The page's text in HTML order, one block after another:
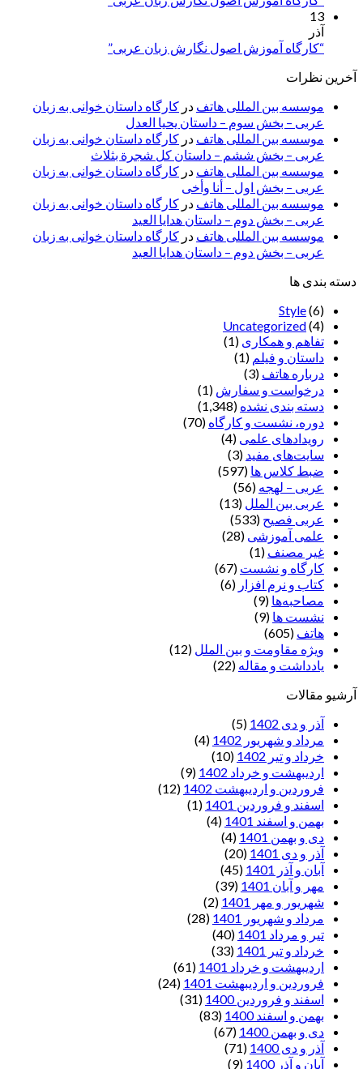
13
آذر
“کارگاه آموزش اصول نگارش زبان عربی”
آخرین نظرات
موسسه بین المللی هاتف در کارگاه داستان خوانی به زبان
عربی – بخش سوم – داستان یحیا العدل
موسسه بین المللی هاتف در کارگاه داستان خوانی به زبان
عربی – بخش ششم – داستان کل شجرة بثلاث
موسسه بین المللی هاتف در کارگاه داستان خوانی به زبان
عربی – بخش اول – أنا وأخی
موسسه بین المللی هاتف در کارگاه داستان خوانی به زبان
عربی – بخش دوم – داستان هدایا العید
موسسه بین المللی هاتف در کارگاه داستان خوانی به زبان
عربی – بخش دوم – داستان هدایا العید
دسته بندی ها
Style(6)
Uncategorized(4)
تفاهم و همکاری (1)
داستان و فیلم (1)
درباره هاتف (3)
درخواست و سفارش (1)
دسته بندی نشده (1,348)
دوره، نشست و کارگاه (70)
رویدادهای علمی (4)
سایت‌های مفید (3)
ضبط کلاس ها (597)
عربی – لهجه (56)
عربی بین الملل (13)
عربی فصیح (533)
علمی آموزشی (28)
غير مصنف (1)
کارگاه و نشست (67)
کتاب و نرم افزار (6)
مصاحبه‌ها (9)
نشست ها (9)
هاتف (605)
ویژه مقاومت و بین الملل (12)
یادداشت‌ و مقاله (22)
آرشیو مقالات
آذر و دی 1402
(5)
مرداد و شهریور 1402
(4)
خرداد و تیر 1402
(10)
اردیبهشت و خرداد 1402
(9)
فروردین و اردیبهشت 1402
(12)
اسفند و فروردین 1401
(1)
بهمن و اسفند 1401
(4)
دی و بهمن 1401
(4)
آذر و دی 1401
(20)
آبان و آذر 1401
(45)
مهر و آبان 1401
(39)
شهریور و مهر 1401
(2)
مرداد و شهریور 1401
(28)
تیر و مرداد 1401
(40)
خرداد و تیر 1401
(33)
اردیبهشت و خرداد 1401
(61)
فروردین و اردیبهشت 1401
(24)
اسفند و فروردین 1400
(31)
بهمن و اسفند 1400
(83)
دی و بهمن 1400
(67)
آذر و دی 1400
(71)
آبان و آذر 1400
(9)